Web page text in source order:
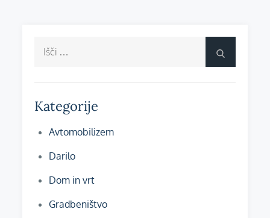
Išči:
Kategorije
Avtomobilizem
Darilo
Dom in vrt
Gradbeništvo